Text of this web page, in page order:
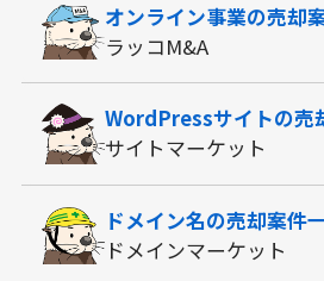
オンライン事業の売却
ラッコM&A
WordPressサイトの売
サイトマーケット
ドメイン名の売却案件
ドメインマーケット